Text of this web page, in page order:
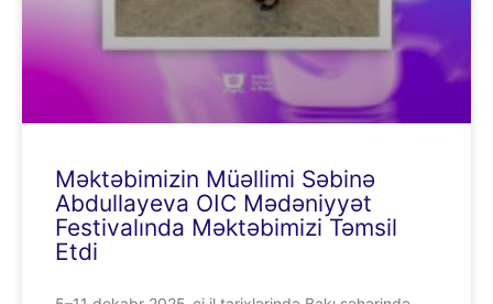
Məktəbimizin Müəllimi Səbinə
Abdullayeva OIC Mədəniyyət
Festivalında Məktəbimizi Təmsil
Etdi